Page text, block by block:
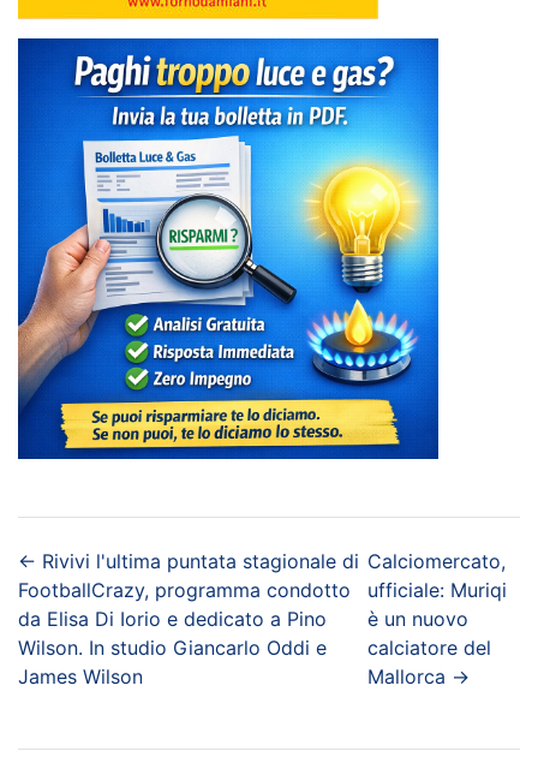
← Rivivi l'ultima puntata stagionale di
FootballCrazy, programma condotto
da Elisa Di Iorio e dedicato a Pino
Wilson. In studio Giancarlo Oddi e
James Wilson
Calciomercato,
ufficiale: Muriqi
è un nuovo
calciatore del
Mallorca →